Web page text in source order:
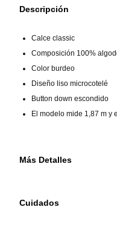
Descripción
Calce classic
Composición 100%
Color burdeo
Diseño liso microcotelé
Button down escondido
El modelo mide 1,87 m y
Más Detalles
diseño liso en color burdeo
Cuidados